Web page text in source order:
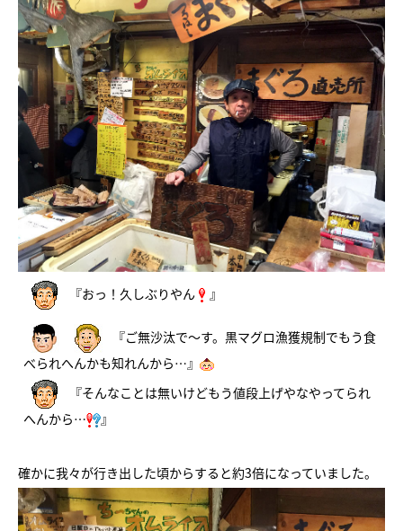
『おっ！久しぶりやん 』
『ご無沙汰で～す。黒マグロ漁獲規制でもう食
べられへんかも知れんから…』
『そんなことは無いけどもう値段上げやなやってられ
へんから…
』
確かに我々が行き出した頃からすると約3倍になっていました。